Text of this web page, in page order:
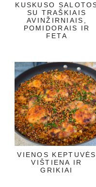
KUSKUSO
SU TRAŠKIAIS
AVINŽIRNIAIS,
POMIDORAIS IR
FETA
VIENOS KEPTUVĖS
VIŠTIENA IR
GRIKIAI